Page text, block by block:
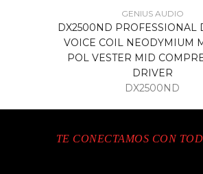
GENIUS AUDIO
DX2500ND PROFESSIONAL
VOICE COIL NEODYMIUM
POL VESTER MID
DRIVER
DX2500ND
TE CONECTAMOS CON